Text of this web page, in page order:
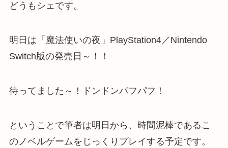
どうもシェです。
明日は「魔法使いの夜」PlayStation4／Nintendo
Switch版の発売日～！！
待ってました～！ドンドンパフパフ！
ということで筆者は明日から、時間泥棒であるこ
のノベルゲームをじっくりプレイする予定です。